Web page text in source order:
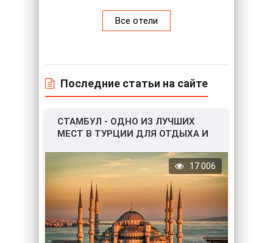
Все отели
Последние статьи на сайте
СТАМБУЛ - ОДНО ИЗ ЛУЧШИХ
МЕСТ В ТУРЦИИ ДЛЯ ОТДЫХА И
17 006